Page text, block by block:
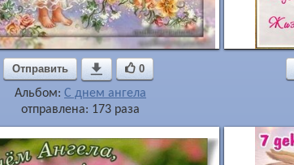
Отправить  0
Альбом: С днем ангела
отправлена: 173 раза